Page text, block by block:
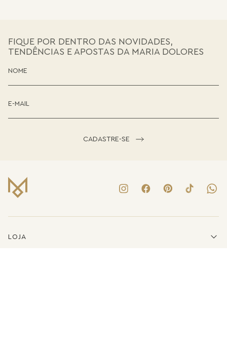
FIQUE POR DENTRO DAS NOVIDADES,
TENDÊNCIAS E APOSTAS DA MARIA DOLORES
CADASTRE-SE
LOJA